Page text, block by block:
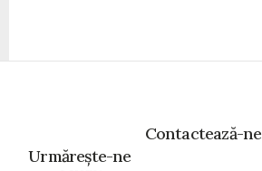
Contactează-ne
Urmărește-ne